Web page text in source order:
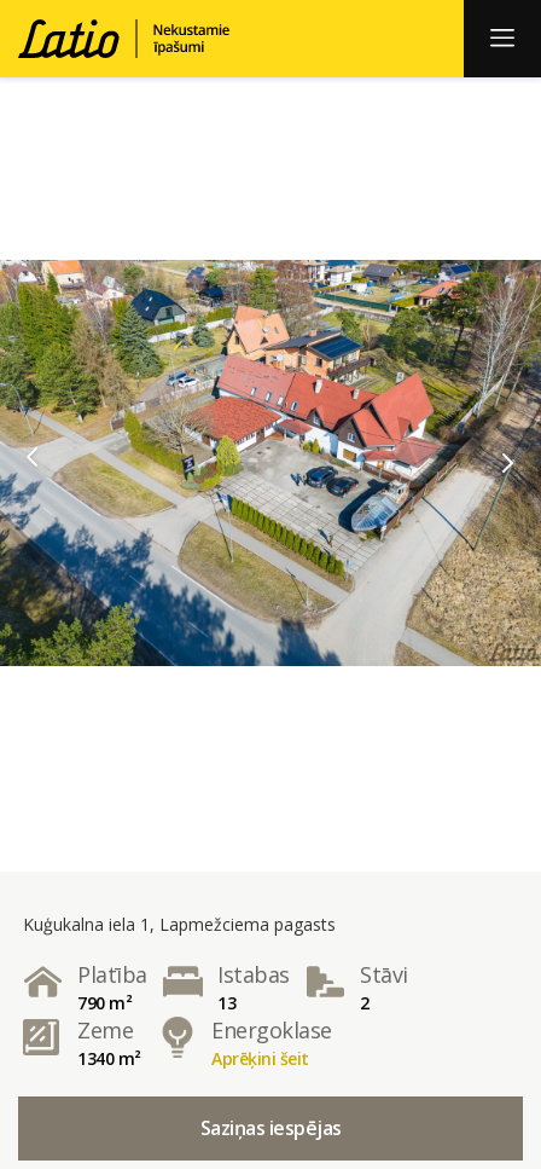
Kuģukalna iela 1, Lapmežciema pagasts
Platība
790 m²
Istabas
13
Stāvi
2
Zeme
1340 m²
Energoklase
Aprēķini šeit
Saziņas iespējas